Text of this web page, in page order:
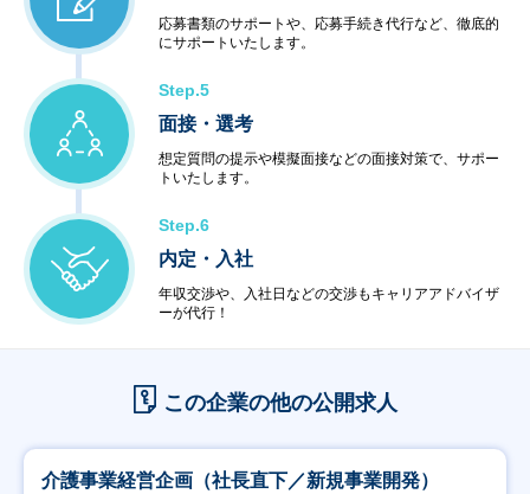
応募書類のサポートや、応募手続き代行など、徹底的
にサポートいたします。
Step.5
面接・選考
想定質問の提示や模擬面接などの面接対策で、サポー
トいたします。
Step.6
内定・入社
年収交渉や、入社日などの交渉もキャリアアドバイザ
ーが代行！
この企業の他の公開求人
介護事業経営企画（社長直下／新規事業開発）